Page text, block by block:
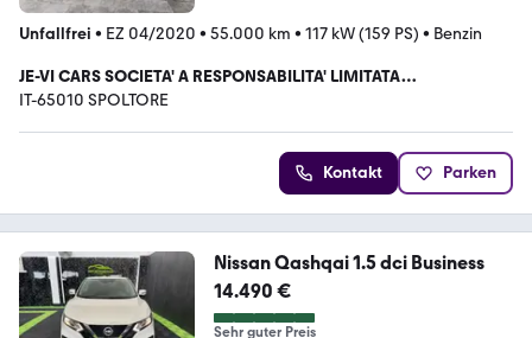
Unfallfrei • EZ 04/2020 • 55.000 km • 117 kW (159 PS) • Benzin
JE-VI CARS SOCIETA' A RESPONSABILITA' LIMITATA
SEMPLIFICATA
IT-65010 SPOLTORE
Kontakt Parken
Nissan Qashqai 1.5 dci Business
14.490 €
Sehr guter Preis